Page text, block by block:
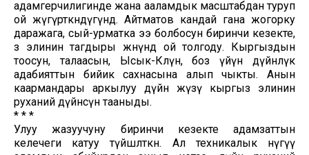
адамгерчилигинде жана ааламдык масштабдан туруп
ой жүгүрткөндүгүндө. Айтматов кандай гана жогорку
даражага, сый-урматка ээ болбосун биринчи кезекте,
өз элинин тагдыры жөнүндө ой толгоду. Кыргыздын
тоосун, талаасын, Ысык-Көлүн, боз үйүн дүйнөлүк
адабияттын бийик сахнасына алып чыкты. Анын
каармандары аркылуу дүйнө жүзү кыргыз элинин
руханий дүйнөсүн тааныды.
* * *
Улуу жазуучуну биринчи кезекте адамзаттын
келечеги катуу түйшөлткөн. Ал техникалык өнүгүү